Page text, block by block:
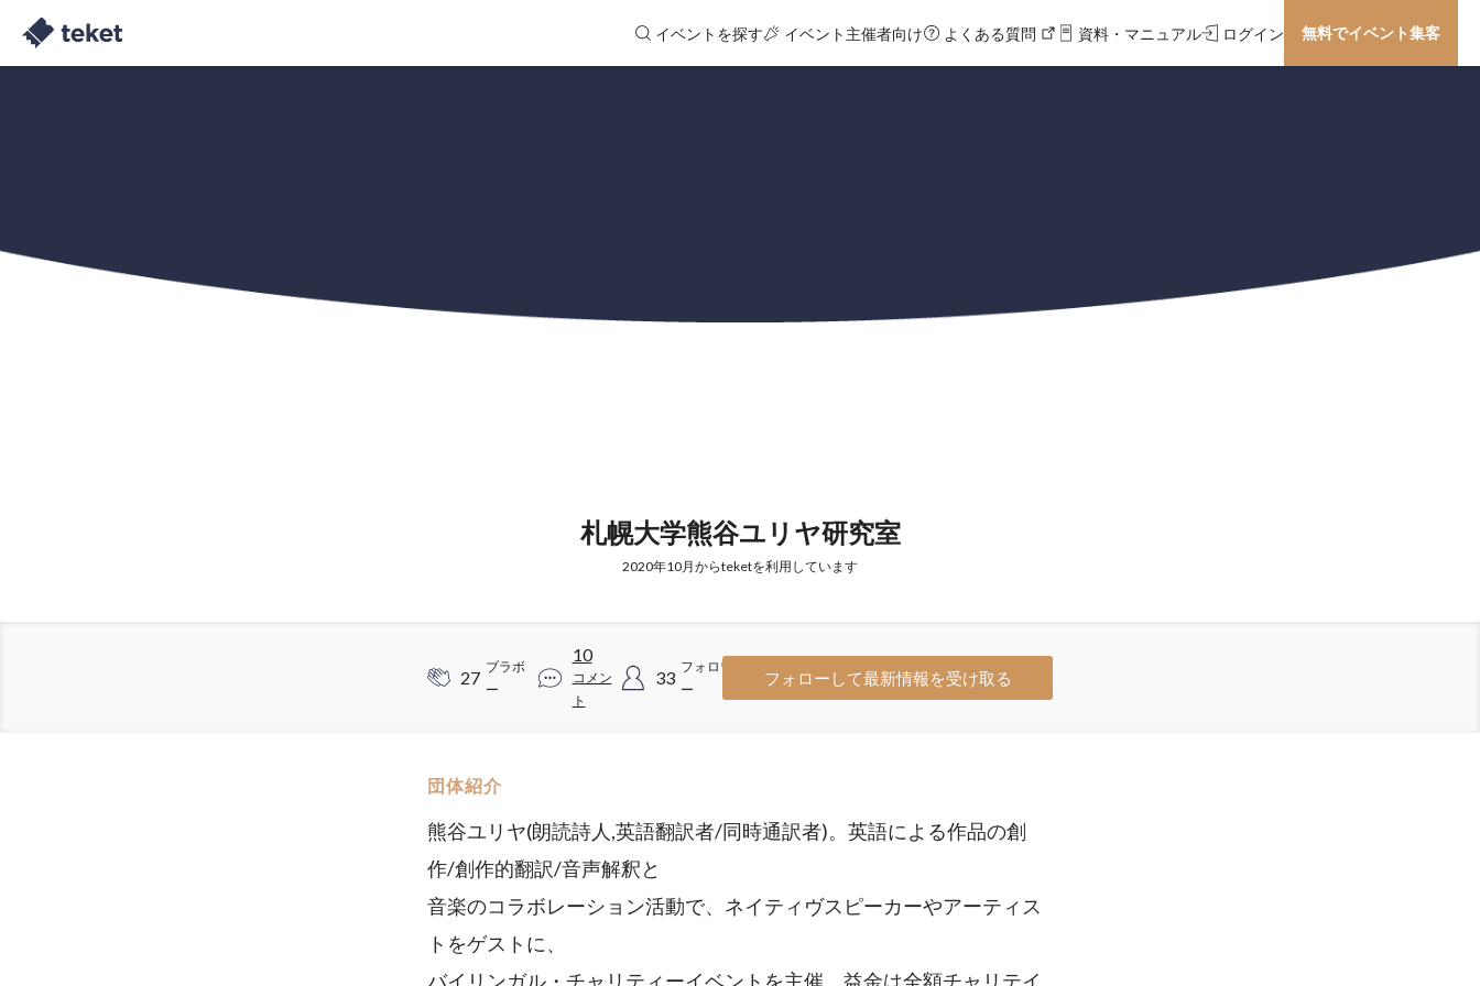
イベントを探す イベント主催者向け よくある質問 資料・マニュアル ログイン 無料でイベント集客
札幌大学熊谷ユリヤ研究室
2020年10月からteketを利用しています
27
ブラボ
ー
10
コメン
ト
33
フォロワ
ー
フォローして最新情報を受け取る
団体紹介
熊谷ユリヤ(朗読詩人,英語翻訳者/同時通訳者)。英語による作品の創
作/創作的翻訳/音声解釈と
音楽のコラボレーション活動で、ネイティヴスピーカーやアーティス
トをゲストに、
バイリンガル・チャリティーイベントを主催。益金は全額チャリテイ